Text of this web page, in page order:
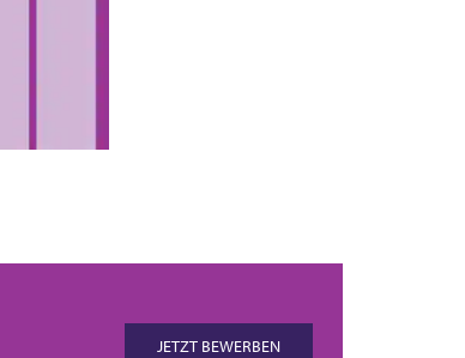
JETZT BEWERBEN